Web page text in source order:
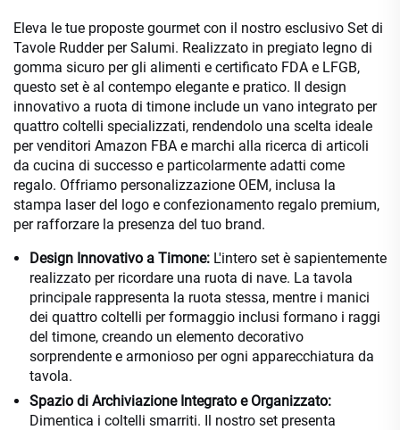
Eleva le tue proposte gourmet con il nostro esclusivo Set di
Tavole Rudder per Salumi. Realizzato in pregiato legno di
gomma sicuro per gli alimenti e certificato FDA e LFGB,
questo set è al contempo elegante e pratico. Il design
innovativo a ruota di timone include un vano integrato per
quattro coltelli specializzati, rendendolo una scelta ideale
per venditori Amazon FBA e marchi alla ricerca di articoli
da cucina di successo e particolarmente adatti come
regalo. Offriamo personalizzazione OEM, inclusa la
stampa laser del logo e confezionamento regalo premium,
per rafforzare la presenza del tuo brand.
Design Innovativo a Timone: L'intero set è sapientemente
realizzato per ricordare una ruota di nave. La tavola
principale rappresenta la ruota stessa, mentre i manici
dei quattro coltelli per formaggio inclusi formano i raggi
del timone, creando un elemento decorativo
sorprendente e armonioso per ogni apparecchiatura da
tavola.
Spazio di Archiviazione Integrato e Organizzato:
Dimentica i coltelli smarriti. Il nostro set presenta